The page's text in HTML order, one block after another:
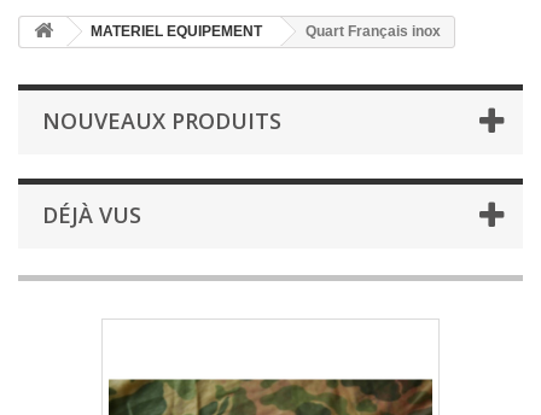
MATERIEL EQUIPEMENT Quart Français inox
NOUVEAUX PRODUITS
DÉJÀ VUS